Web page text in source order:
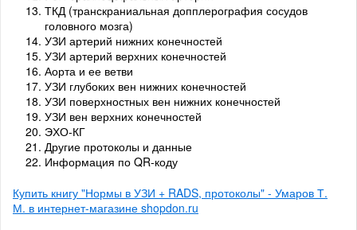
ТКД (транскраниальная допплерография сосудов
головного мозга)
УЗИ артерий нижних конечностей
УЗИ артерий верхних конечностей
Аорта и ее ветви
УЗИ глубоких вен нижних конечностей
УЗИ поверхностных вен нижних конечностей
УЗИ вен верхних конечностей
ЭХО-КГ
Другие протоколы и данные
Информация по QR-коду
Купить книгу "Нормы в УЗИ + RADS, протоколы" - Умаров Т.
М. в интернет-магазине shopdon.ru